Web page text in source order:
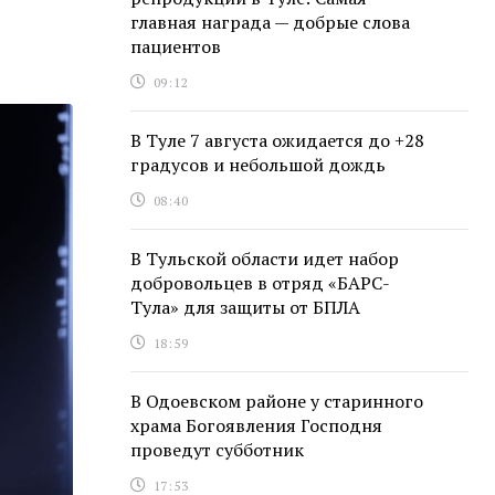
главная награда — добрые слова
пациентов
09:12
В Туле 7 августа ожидается до +28
градусов и небольшой дождь
08:40
В Тульской области идет набор
добровольцев в отряд «БАРС-
Тула» для защиты от БПЛА
18:59
В Одоевском районе у старинного
храма Богоявления Господня
проведут субботник
17:53